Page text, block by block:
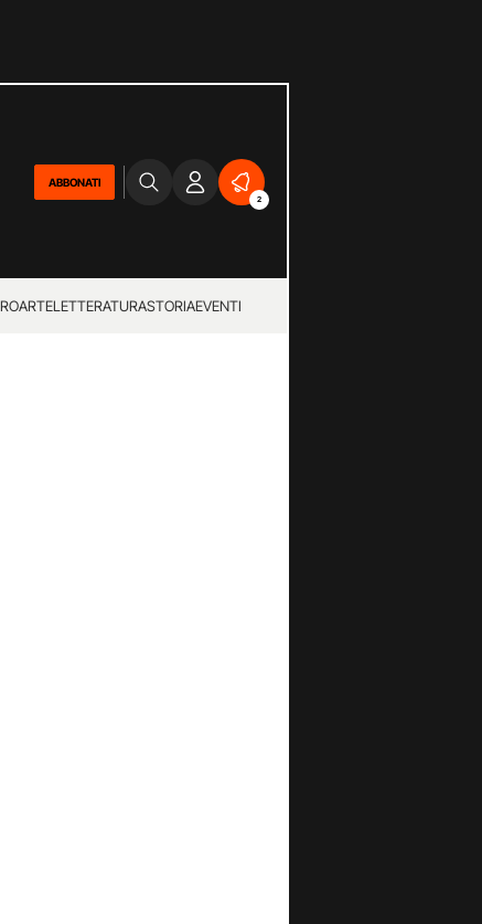
ABBONATI
2
ARTELETTERATURASTORIAEVENTI